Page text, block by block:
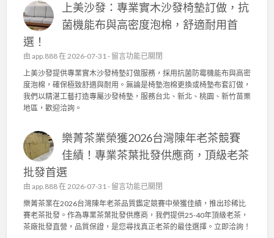
2
0
2
東
美
人
比
批
發
：
灣
高
山
茶
王
上美沙發：專業實木沙發椅墊訂做，抗
菌機能布與高密度泡棉，舒適耐用首
選！
由 app.888在 2026-07-31 - 在
〈
上
美
沙
專
業
實
沙
椅
墊
訂
留言功能已關閉
上美沙發提供專業實木沙發椅墊訂做服務，採用抗菌防霉機能布與高密
度泡棉，確保極致舒適與耐用。無論是椅墊泡棉更換或椅墊布套訂做，
我們以精湛工藝打造專屬沙發椅墊，服務台北、新北、桃園、新竹苗栗
地區，歡迎洽詢。
樂菁茶業榮獲2026台灣陳年老茶競賽
佳績！專業茶葉批發供應商，頂級老茶
批發首選
由 app.888在 2026-07-31 - 在
〈
樂
菁
茶
留言功能已關閉
樂菁茶業在2026台灣陳年老茶品質鑑定競賽中榮獲佳績，推出珍稀比
賽老茶批發。作為專業茶葉批發供應商，我們提供25-40年頂級老茶，
茶廠批發直營，品質保證，是您尋找真正老茶的最佳選擇。立即洽詢！